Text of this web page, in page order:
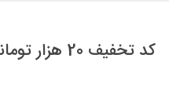
کد تخفیف 20 هزار تومانی برند solace بامیلو